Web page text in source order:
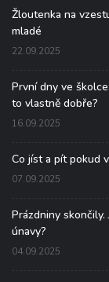
Žloutenka na
mladé
22.09.2025
První dny ve
to vlastně dobře?
16.09.2025
Co jíst a pít pokud
07.09.2025
Prázdniny
únavy?
04.09.2025